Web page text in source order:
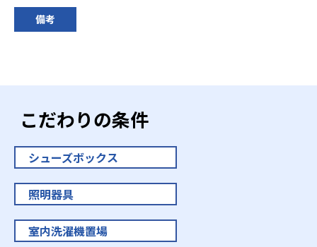
備考
こだわりの条件
シューズボックス
照明器具
室内洗濯機置場